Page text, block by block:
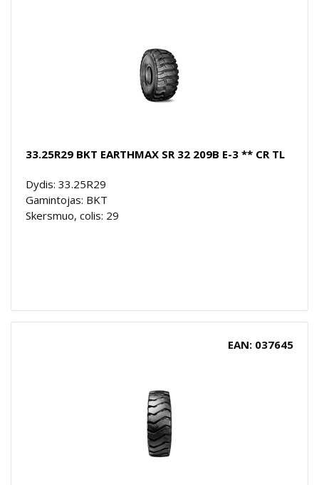
33.25R29 BKT EARTHMAX SR 32 209B E-3 ** CR TL
Dydis: 33.25R29
Gamintojas: BKT
Skersmuo, colis: 29
EAN: 037645